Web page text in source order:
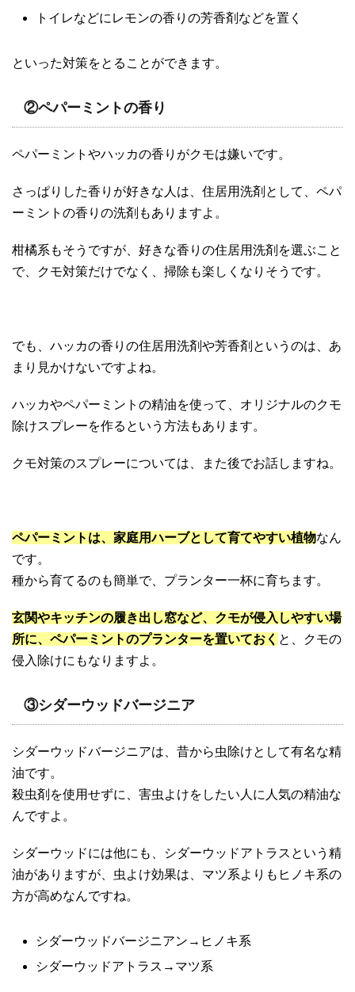
トイレなどにレモンの香りの芳香剤などを置く
といった対策をとることができます。
②ペパーミントの香り
ペパーミントやハッカの香りがクモは嫌いです。
さっぱりした香りが好きな人は、住居用洗剤として、ペパ
ーミントの香りの洗剤もありますよ。
柑橘系もそうですが、好きな香りの住居用洗剤を選ぶこと
で、クモ対策だけでなく、掃除も楽しくなりそうです。
でも、ハッカの香りの住居用洗剤や芳香剤というのは、あ
まり見かけないですよね。
ハッカやペパーミントの精油を使って、オリジナルのクモ
除けスプレーを作るという方法もあります。
クモ対策のスプレーについては、また後でお話しますね。
ペパーミントは、家庭用ハーブとして育てやすい植物なん
です。
種から育てるのも簡単で、プランター一杯に育ちます。
玄関やキッチンの履き出し窓など、クモが侵入しやすい場
所に、ペパーミントのプランターを置いておく と、クモの
侵入除けにもなりますよ。
③シダーウッドバージニア
シダーウッドバージニアは、昔から虫除けとして有名な精
油です。
殺虫剤を使用せずに、害虫よけをしたい人に人気の精油な
んですよ。
シダーウッドには他にも、シダーウッドアトラスという精
油がありますが、虫よけ効果は、マツ系よりもヒノキ系の
方が高めなんですね。
シダーウッドバージニアン→ヒノキ系
シダーウッドアトラス→マツ系